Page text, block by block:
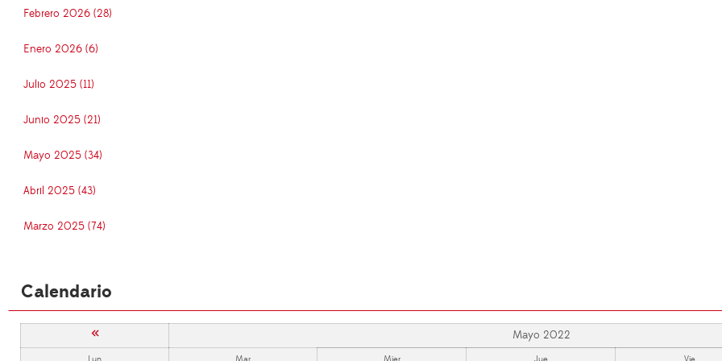
Febrero 2026 (28)
Enero 2026 (6)
Julio 2025 (11)
Junio 2025 (21)
Mayo 2025 (34)
Abril 2025 (43)
Marzo 2025 (74)
Calendario
« Mayo 2022